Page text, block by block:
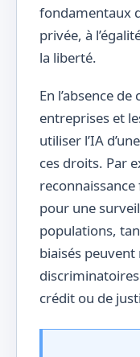
fondamentaux
privée, à
la liberté.
En l’absence
entreprises et
utiliser l’IA
ces droits. Par
pour une
populations,
biaisés
crédit ou de